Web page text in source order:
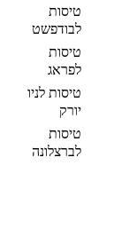
טיסות
לבודפשט
טיסות
לפראג
טיסות לניו
יורק
טיסות
לברצלונה